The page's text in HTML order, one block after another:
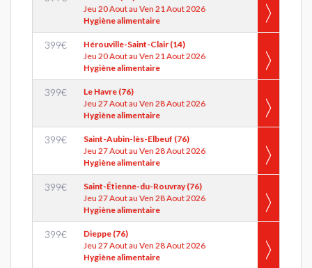
Jeu 20 Aout au Ven 21 Aout 2026
Hygiène alimentaire
399€
Hérouville-Saint-Clair (14)
Jeu 20 Aout au Ven 21 Aout 2026
Hygiène alimentaire
399€
Le Havre (76)
Jeu 27 Aout au Ven 28 Aout 2026
Hygiène alimentaire
399€
Saint-Aubin-lès-Elbeuf (76)
Jeu 27 Aout au Ven 28 Aout 2026
Hygiène alimentaire
399€
Saint-Étienne-du-Rouvray (76)
Jeu 27 Aout au Ven 28 Aout 2026
Hygiène alimentaire
399€
Dieppe (76)
Jeu 27 Aout au Ven 28 Aout 2026
Hygiène alimentaire